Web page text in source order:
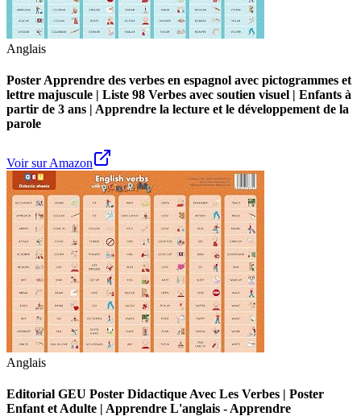
Anglais
Poster Apprendre des verbes en espagnol avec pictogrammes et
lettre majuscule | Liste 98 Verbes avec soutien visuel | Enfants à
partir de 3 ans | Apprendre la lecture et le développement de la
parole
Voir sur Amazon
Anglais
Editorial GEU Poster Didactique Avec Les Verbes | Poster
Enfant et Adulte | Apprendre L'anglais - Apprendre